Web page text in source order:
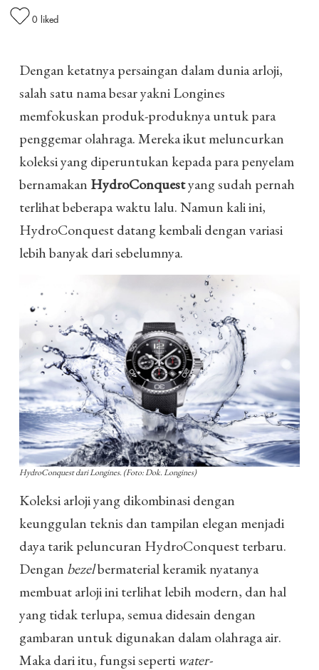
0 liked
Dengan ketatnya persaingan dalam dunia arloji,
salah satu nama besar yakni Longines
memfokuskan produk-produknya untuk para
penggemar olahraga. Mereka ikut meluncurkan
koleksi yang diperuntukan kepada para penyelam
bernamakan HydroConquestyang sudah pernah
terlihat beberapa waktu lalu. Namun kali ini,
HydroConquest datang kembali dengan variasi
lebih banyak dari sebelumnya.
HydroConquest dari Longines. (Foto: Dok. Longines)
Koleksi arloji yang dikombinasi dengan
keunggulan teknis dan tampilan elegan menjadi
daya tarik peluncuran HydroConquest terbaru.
Dengan bezelbermaterial keramik nyatanya
membuat arloji ini terlihat lebih modern, dan hal
yang tidak terlupa, semua didesain dengan
gambaran untuk digunakan dalam olahraga air.
Maka dari itu, fungsi seperti water-